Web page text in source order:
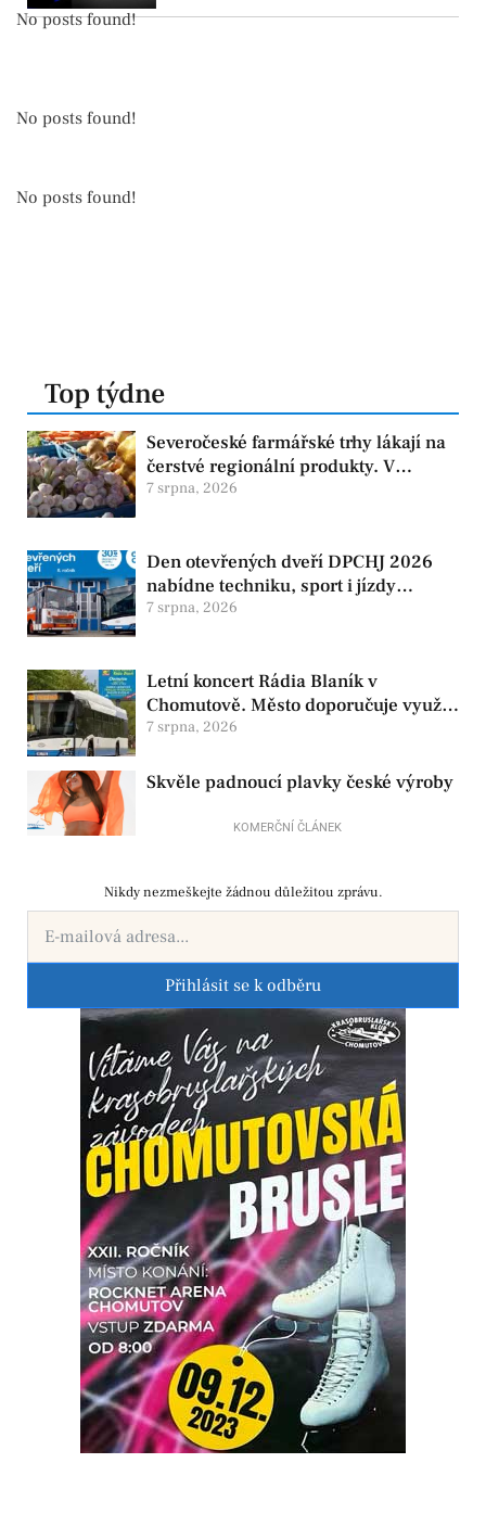
No posts found!
No posts found!
No posts found!
Top týdne
Severočeské farmářské trhy lákají na
čerstvé regionální produkty. V
Chomutově se konají 8. srpna
7 srpna, 2026
Den otevřených dveří DPCHJ 2026
nabídne techniku, sport i jízdy
historickými vozy
7 srpna, 2026
Letní koncert Rádia Blaník v
Chomutově. Město doporučuje využít
MHD
7 srpna, 2026
Skvěle padnoucí plavky české výroby
KOMERČNÍ ČLÁNEK
Nikdy nezmeškejte žádnou důležitou zprávu.
Přihlásit se k odběru